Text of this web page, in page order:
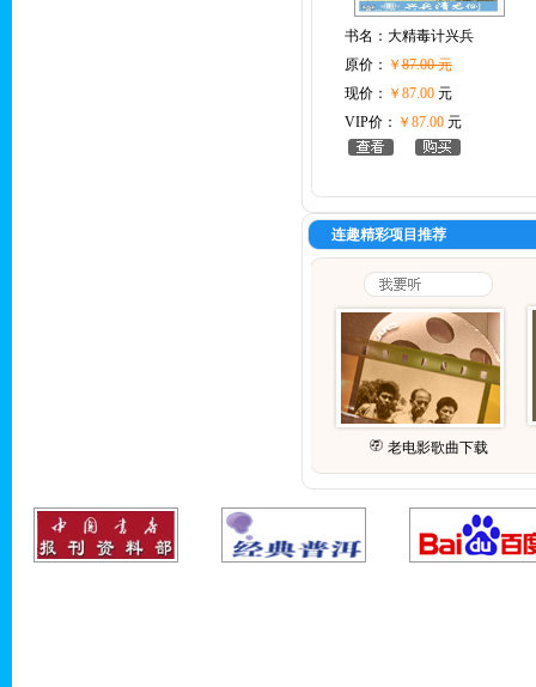
书名： 大精毒计兴兵
原价： ￥87.00 元
现价： ￥87.00元
VIP价： ￥87.00元
连趣精彩项目推荐
老电影歌曲下载